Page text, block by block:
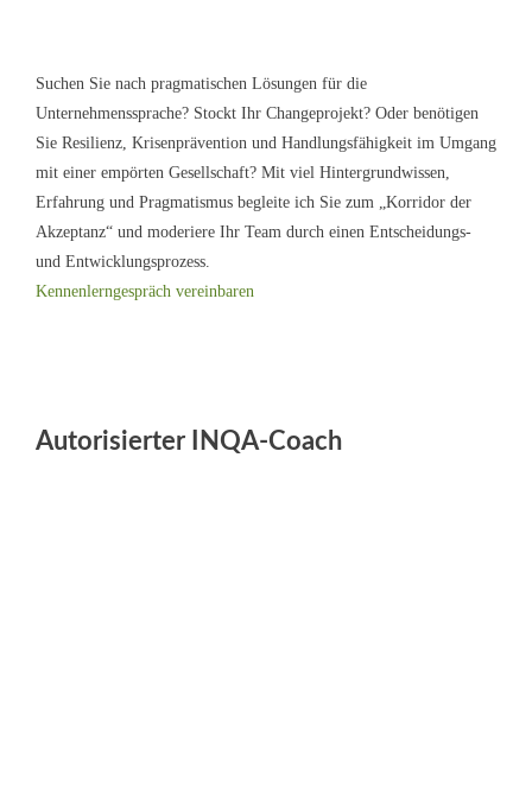
Suchen Sie nach pragmatischen Lösungen für die
Unternehmenssprache? Stockt Ihr Changeprojekt? Oder benötigen
Sie Resilienz, Krisenprävention und Handlungsfähigkeit im Umgang
mit einer empörten Gesellschaft? Mit viel Hintergrundwissen,
Erfahrung und Pragmatismus begleite ich Sie zum „Korridor der
Akzeptanz“ und moderiere Ihr Team durch einen Entscheidungs-
und Entwicklungsprozess.
Kennenlerngespräch vereinbaren
Autorisierter INQA-Coach